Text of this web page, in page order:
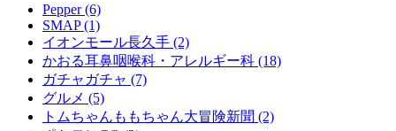
Pepper (6)
SMAP (1)
イオンモール長久手 (2)
かおる耳鼻咽喉科・アレルギー科 (18)
ガチャガチャ (7)
グルメ (5)
トムちゃんももちゃん大冒険新聞 (2)